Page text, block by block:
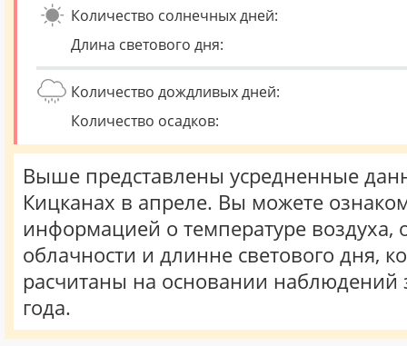
Количество солнечных дней:
Длина светового дня:
Количество дождливых дней:
Количество осадков:
Выше представлены усредненные
Кицканах в апреле. Вы можете
информацией о температуре воздуха,
облачности и длинне светового дня,
расчитаны на основании наблюдений
года.